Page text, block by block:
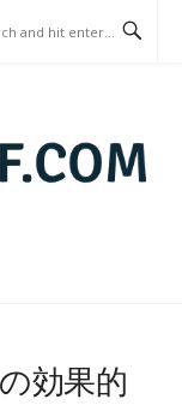
効果的